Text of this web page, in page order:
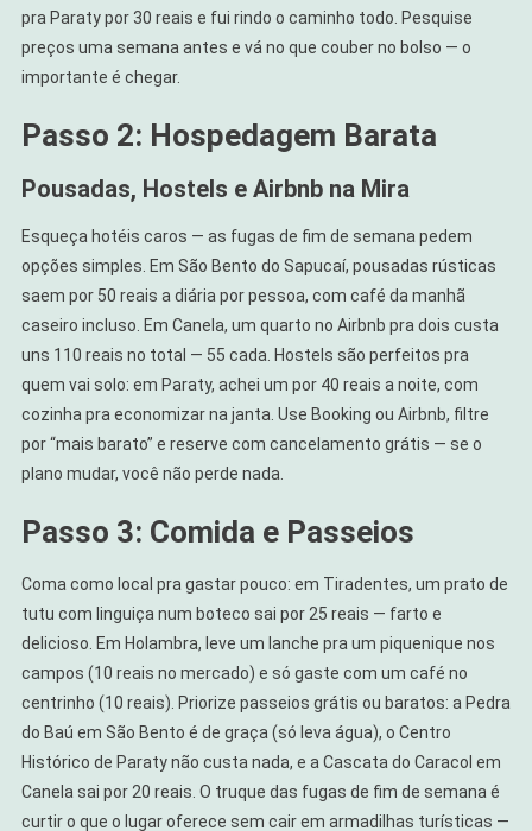
pra Paraty por 30 reais e fui rindo o caminho todo. Pesquise
preços uma semana antes e vá no que couber no bolso — o
importante é chegar.
Passo 2: Hospedagem Barata
Pousadas, Hostels e Airbnb na Mira
Esqueça hotéis caros — as fugas de fim de semana pedem
opções simples. Em São Bento do Sapucaí, pousadas rústicas
saem por 50 reais a diária por pessoa, com café da manhã
caseiro incluso. Em Canela, um quarto no Airbnb pra dois custa
uns 110 reais no total — 55 cada. Hostels são perfeitos pra
quem vai solo: em Paraty, achei um por 40 reais a noite, com
cozinha pra economizar na janta. Use Booking ou Airbnb, filtre
por “mais barato” e reserve com cancelamento grátis — se o
plano mudar, você não perde nada.
Passo 3: Comida e Passeios
Coma como local pra gastar pouco: em Tiradentes, um prato de
tutu com linguiça num boteco sai por 25 reais — farto e
delicioso. Em Holambra, leve um lanche pra um piquenique nos
campos (10 reais no mercado) e só gaste com um café no
centrinho (10 reais). Priorize passeios grátis ou baratos: a Pedra
do Baú em São Bento é de graça (só leva água), o Centro
Histórico de Paraty não custa nada, e a Cascata do Caracol em
Canela sai por 20 reais. O truque das fugas de fim de semana é
curtir o que o lugar oferece sem cair em armadilhas turísticas —